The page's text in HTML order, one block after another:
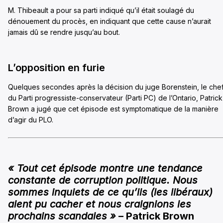
M. Thibeault a pour sa parti indiqué qu’il était soulagé du
dénouement du procès, en indiquant que cette cause n’aurait
jamais dû se rendre jusqu’au bout.
L’opposition en furie
Quelques secondes après la décision du juge Borenstein, le
du Parti progressiste-conservateur (Parti PC) de l’Ontario, Patrick
Brown a jugé que cet épisode est symptomatique de la manière
d’agir du PLO.
« Tout cet épisode montre une tendance
constante de corruption politique. Nous
sommes inquiets de ce qu’ils (les libéraux)
aient pu cacher et nous craignions les
prochains scandales » – Patrick Brown